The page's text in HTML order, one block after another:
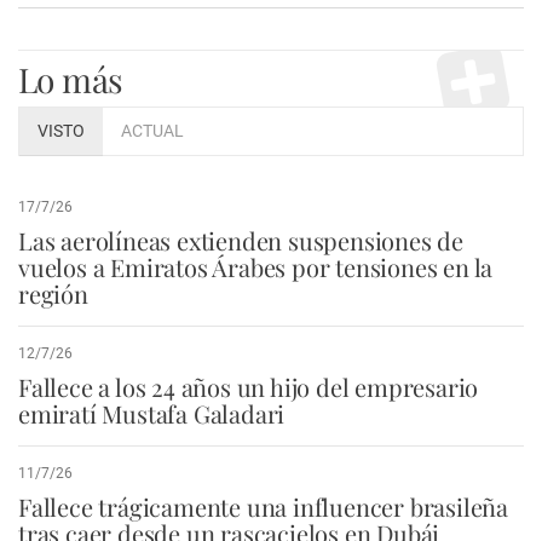
Lo más
VISTO ACTUAL
17/7/26
Las aerolíneas extienden suspensiones de
vuelos a Emiratos Árabes por tensiones en la
región
12/7/26
Fallece a los 24 años un hijo del empresario
emiratí Mustafa Galadari
11/7/26
Fallece trágicamente una influencer brasileña
tras caer desde un rascacielos en Dubái